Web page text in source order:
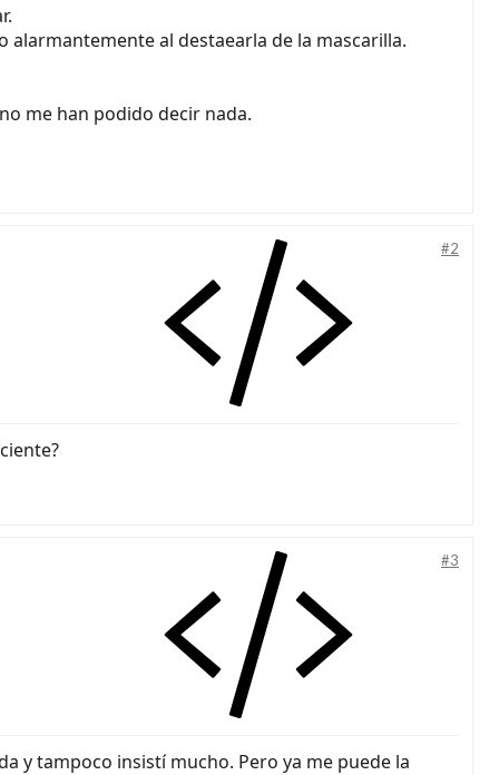
alarmantemente al destaearla de la mascarilla.
me han podido decir nada.
#2
#3
y tampoco insistí mucho. Pero ya me puede la